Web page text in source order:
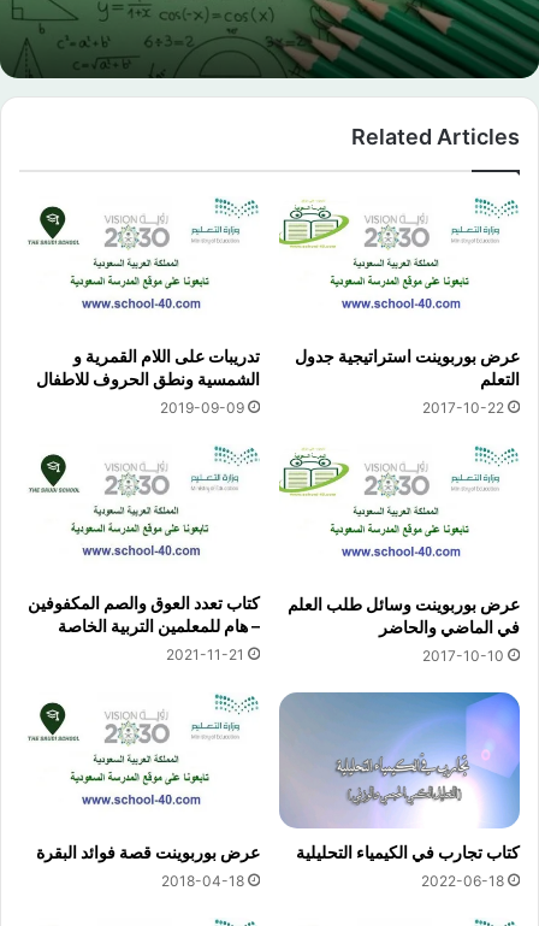
Related Articles
عرض بوربوينت استراتيجية جدول
التعلم
2017-10-22
تدريبات على اللام القمرية و
الشمسية ونطق الحروف للاطفال
2019-09-09
عرض بوربوينت وسائل طلب العلم
في الماضي والحاضر
2017-10-10
كتاب تعدد العوق والصم المكفوفين
– هام للمعلمين التربية الخاصة
2021-11-21
كتاب تجارب في الكيمياء التحليلية
2022-06-18
عرض بوربوينت قصة فوائد البقرة
2018-04-18